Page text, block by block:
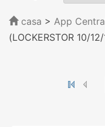
casa > App
(LOCKERSTOR 10/